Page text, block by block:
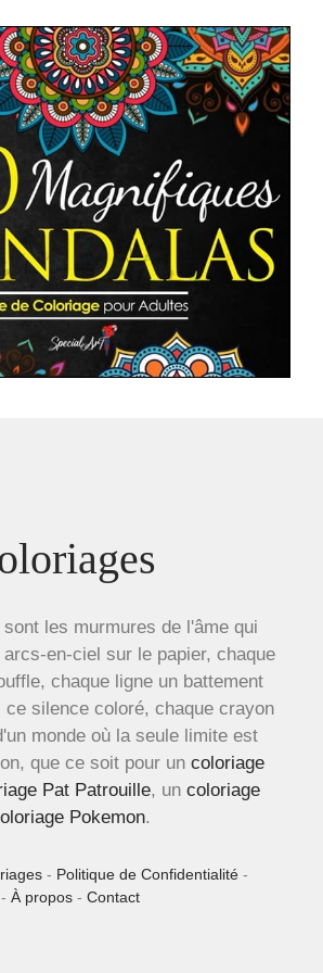
les murmures de l'âme qui
en-ciel sur le papier, chaque
chaque ligne un battement
silence coloré, chaque crayon
monde où la seule limite est
que ce soit pour un coloriage
Pat Patrouille, un coloriage
Pokemon.
- Politique de Confidentialité -
- À propos - Contact